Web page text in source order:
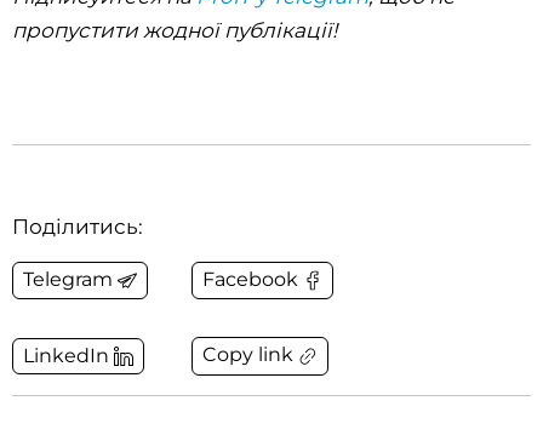
пропустити жодної публікації!
Поділитись:
Telegram Facebook
LinkedIn Copy link